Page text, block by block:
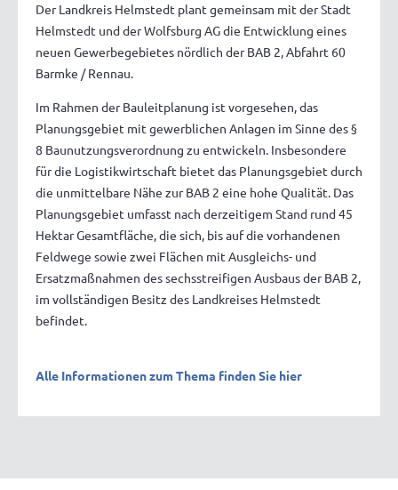
Der Landkreis Helmstedt plant gemeinsam mit der Stadt
Helmstedt und der Wolfsburg AG die Entwicklung eines
neuen Gewerbegebietes nördlich der BAB 2, Abfahrt 60
Barmke / Rennau.
Im Rahmen der Bauleitplanung ist vorgesehen, das
Planungsgebiet mit gewerblichen Anlagen im Sinne des §
8 Baunutzungsverordnung zu entwickeln. Insbesondere
für die Logistikwirtschaft bietet das Planungsgebiet durch
die unmittelbare Nähe zur BAB 2 eine hohe Qualität. Das
Planungsgebiet umfasst nach derzeitigem Stand rund 45
Hektar Gesamtfläche, die sich, bis auf die vorhandenen
Feldwege sowie zwei Flächen mit Ausgleichs- und
Ersatzmaßnahmen des sechsstreifigen Ausbaus der BAB 2,
im vollständigen Besitz des Landkreises Helmstedt
befindet.
Alle Informationen zum Thema finden Sie hier